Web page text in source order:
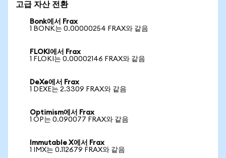
고급 자산 전환
Bonk에서 Frax
1 BONK는 0.00000254 FRAX와 같음
FLOKI에서 Frax
1 FLOKI는 0.00002146 FRAX와 같음
DeXe에서 Frax
1 DEXE는 2.3309 FRAX와 같음
Optimism에서 Frax
1 OP는 0.090077 FRAX와 같음
Immutable X에서 Frax
1 IMX는 0.112679 FRAX와 같음